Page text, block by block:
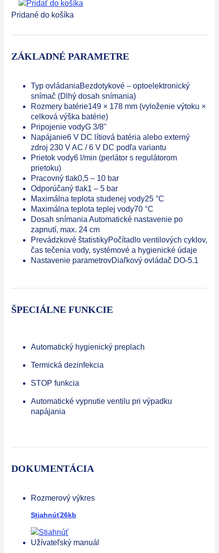
Pridané do košíka
ZÁKLADNÉ PARAMETRE
Typ ovládaniaBezdotykové – optoelektronický
snímač (Dlhý dosah snímania)
Rozmery batérie149 × 178 mm (vyloženie výtoku ×
celková výška batérie)
Pripojenie vodyG 3/8"
Napájanie6 V DC lítiová batéria alebo externý
zdroj 230 V AC / 6 V DC podľa variantu
Prietok vody6 l/min (perlátor s regulátorom
prietoku)
Pracovný tlak0,5 – 10 bar
Odporúčaný tlak1 – 5 bar
Maximálna teplota studenej vody25 °C
Maximálna teplota teplej vody70 °C
Dosah snímania Automatické nastavenie po
zapnutí, max. 24 cm
Prevádzkové štatistikyPočítadlo ventilových cyklov,
čas tečenia vody, systémové a hygienické údaje
Nastavenie parametrovDiaľkový ovládač DO-5.1
ŠPECIÁLNE FUNKCIE
Automatický hygienický preplach
Termická dezinfekcia
STOP funkcia
Automatické vypnutie ventilu pri výpadku
napájania
DOKUMENTÁCIA
Rozmerový výkres
Stiahnúť26kb
Užívateľský manuál